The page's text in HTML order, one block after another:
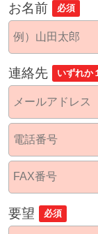
お名前 必須
連絡先 いずれか
要望 必須